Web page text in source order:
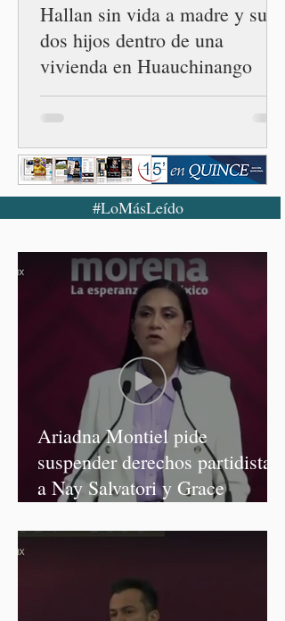
Hallan sin vida a madre y sus
dos hijos dentro de una
vivienda en Huauchinango
#LoMásLeído
Ariadna Montiel pide
suspender derechos partidistas
a Nay Salvatori y Grace